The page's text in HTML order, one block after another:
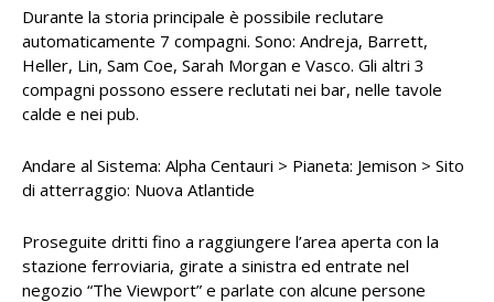
Durante la storia principale è possibile reclutare
automaticamente 7 compagni. Sono: Andreja, Barrett,
Heller, Lin, Sam Coe, Sarah Morgan e Vasco. Gli altri 3
compagni possono essere reclutati nei bar, nelle tavole
calde e nei pub.
Andare al Sistema: Alpha Centauri > Pianeta: Jemison > Sito
di atterraggio: Nuova Atlantide
Proseguite dritti fino a raggiungere l’area aperta con la
stazione ferroviaria, girate a sinistra ed entrate nel
negozio “The Viewport” e parlate con alcune persone